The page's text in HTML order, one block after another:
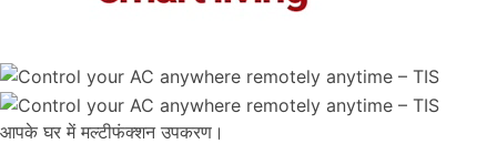
आपके घर में मल्टीफंक्शन उपकरण।